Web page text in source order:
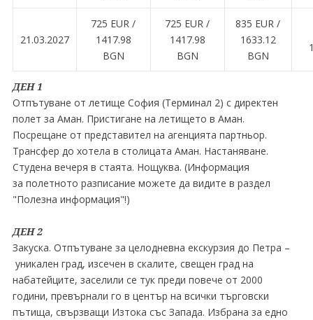
21.03.2027
725 EUR ∕
1417.98
BGN
725 EUR ∕
1417.98
BGN
835 EUR ∕
1633.12
BGN
ДЕН 1
Отпътуване от летище София (Терминал 2) с директен
полет за Аман. Пристигане на летището в Аман.
Посрещане от представител на агенцията партньор.
Трансфер до хотела в столицата Аман. Настаняване.
Студена вечеря в стаята. Нощуква. (Информация
за полетното разписание можете да видите в раздел
"Полезна информация"!)
ДЕН 2
Закуска. Отпътуване за целодневна екскурзия до Петра –
уникален град, изсечен в скалите, свещен град на
набатейците, заселили се тук преди повече от 2000
години, превърнали го в център на всички търговски
пътища, свързващи Изтока със Запада. Избрана за едно